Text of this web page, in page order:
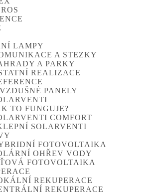
LAMPY
A STEZKY
A PARKY
REALIZACE
PANELY
TO FUNGUJE?
COMFORT
SOLARVENTI
FOTOVOLTAIKA
OHŘEV VODY
FOTOVOLTAIKA
REKUPERACE
REKUPERACE